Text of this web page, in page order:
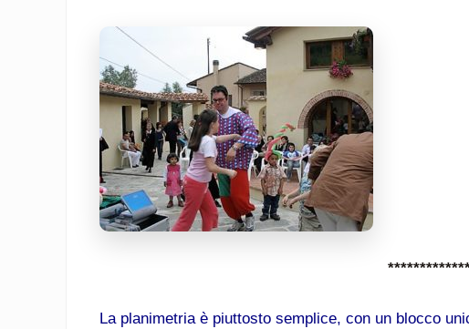
La planimetria è piuttosto semplice, con un blocco